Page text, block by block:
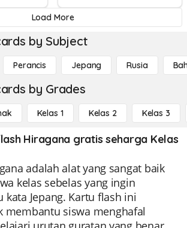
Load More
by Subject
Perancis Jepang Rusia
by Grades
Kelas 1 Kelas 2 Kelas 3
Hiragana gratis seharga Kelas
adalah alat yang sangat baik
kelas sebelas yang ingin
kata Jepang. Kartu flash ini
membantu siswa menghafal